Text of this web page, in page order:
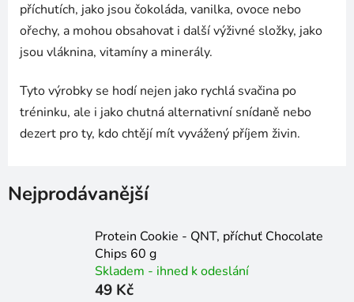
příchutích, jako jsou čokoláda, vanilka, ovoce nebo
ořechy, a mohou obsahovat i další výživné složky, jako
jsou vláknina, vitamíny a minerály.
Tyto výrobky se hodí nejen jako rychlá svačina po
tréninku, ale i jako chutná alternativní snídaně nebo
dezert pro ty, kdo chtějí mít vyvážený příjem živin.
Nejprodávanější
Protein Cookie - QNT, příchuť Chocolate
Chips 60 g
Skladem - ihned k odeslání
49 Kč